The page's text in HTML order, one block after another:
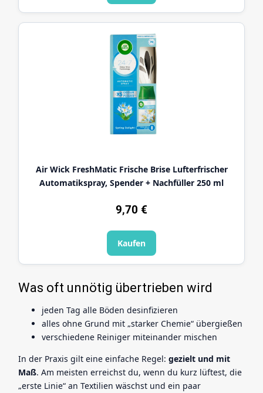
Air Wick FreshMatic Frische Brise Lufterfrischer
Automatikspray, Spender + Nachfüller 250 ml
9,70 €
Kaufen
Was oft unnötig übertrieben wird
jeden Tag alle Böden desinfizieren
alles ohne Grund mit „starker Chemie“ übergießen
verschiedene Reiniger miteinander mischen
In der Praxis gilt eine einfache Regel: gezielt und mit
Maß. Am meisten erreichst du, wenn du kurz lüftest, die
„erste Linie“ an Textilien wäschst und ein paar